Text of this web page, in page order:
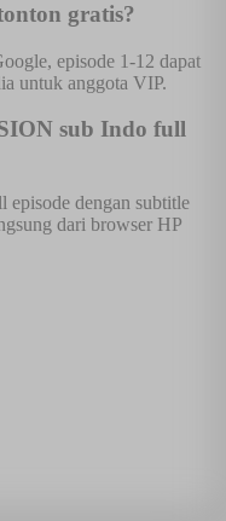
gratis?
episode 1-12 dapat
untuk anggota VIP.
sub Indo full
dengan subtitle
dari browser HP